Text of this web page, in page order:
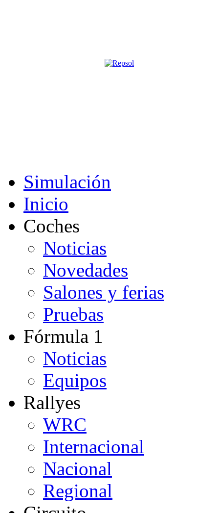
Simulación
Inicio
Coches
Noticias
Novedades
Salones y ferias
Pruebas
Fórmula 1
Noticias
Equipos
Rallyes
WRC
Internacional
Nacional
Regional